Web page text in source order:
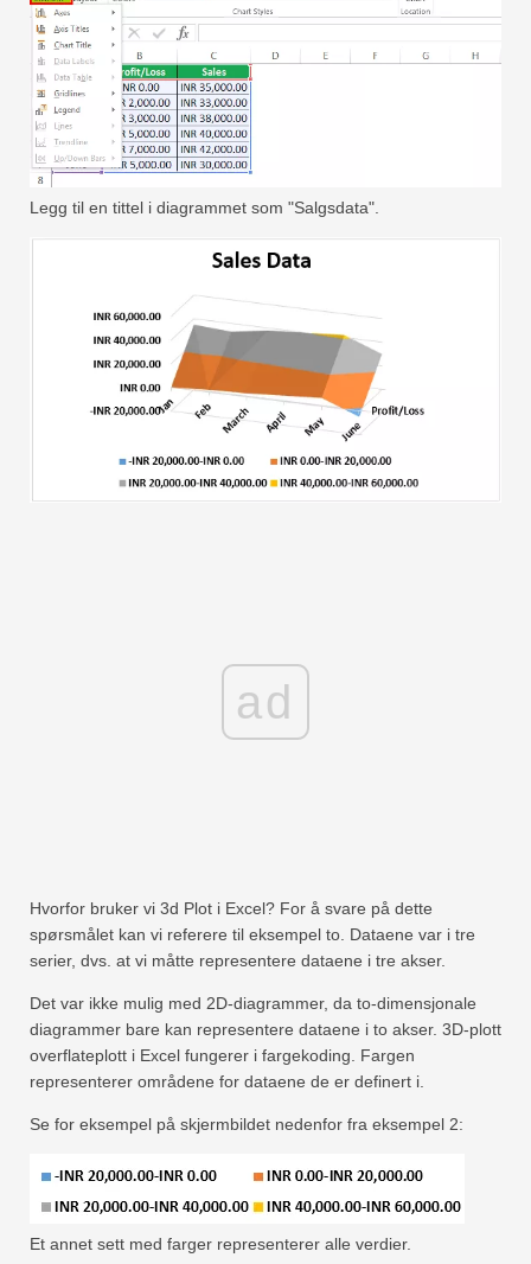
Legg til en tittel i diagrammet som "Salgsdata".
ad
Hvorfor bruker vi 3d Plot i Excel? For å svare på dette
spørsmålet kan vi referere til eksempel to. Dataene var i tre
serier, dvs. at vi måtte representere dataene i tre akser.
Det var ikke mulig med 2D-diagrammer, da to-dimensjonale
diagrammer bare kan representere dataene i to akser. 3D-plott
overflateplott i Excel fungerer i fargekoding. Fargen
representerer områdene for dataene de er definert i.
Se for eksempel på skjermbildet nedenfor fra eksempel 2:
Et annet sett med farger representerer alle verdier.